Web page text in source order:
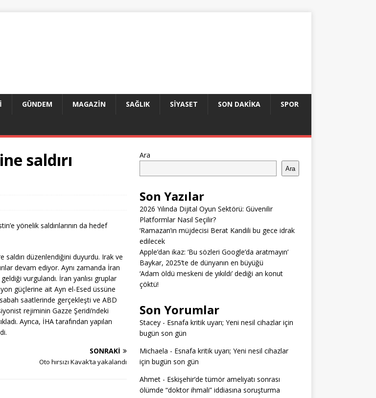
GÜNDEM MAGAZIN SAĞLIK SIYASET SON DAKIKA SPOR
saldırı
yönelik saldırılarının da hedef
düzenlendiğini duyurdu. Irak ve
devam ediyor. Aynı zamanda İran
vurgulandı. İran yanlısı gruplar
güçlerine ait Ayn el-Esed üssüne
sabah saatlerinde gerçekleşti ve ABD
rejiminin Gazze Şeridi’ndeki
Ayrıca, İHA tarafından yapılan
SONRAKI
Oto hırsızı Kavak’ta yakalandı
Ara
Ara
Son Yazılar
2026 Yılında Dijital Oyun Sektörü: Güvenilir
Platformlar Nasıl Seçilir?
‘Ramazan’ın müjdecisi Berat Kandili bu gece idrak
edilecek
Apple’dan ikaz: ‘Bu sözleri Google’da aratmayın’
Baykar, 2025’te de dünyanın en büyüğü
‘Adam öldü meskeni de yıkıldı’ dediği an konut
çöktü!
Son Yorumlar
Stacey- Esnafa kritik uyarı; Yeni nesil cihazlar için
bugün son gün
Michaela - Esnafa kritik uyarı; Yeni nesil cihazlar
için bugün son gün
Ahmet- Eskişehir’de tümör ameliyatı sonrası
ölümde “doktor ihmali” iddiasına soruşturma